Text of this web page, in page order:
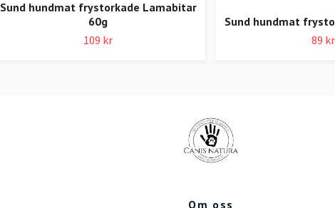
Sund hundmat frystorkade Lamabitar
60g
109 kr
Sund hundmat
89 kr
Om oss